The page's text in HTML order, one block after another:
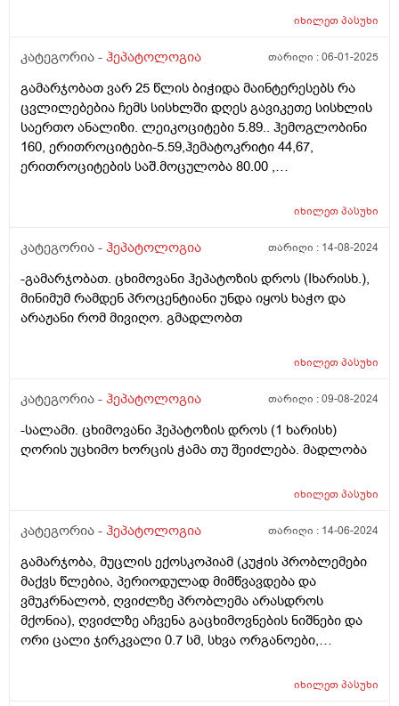
იხილეთპასუხი
კატეგორია - ჰეპატოლოგია თარიღი :06-01-2025
გამარჯობათ ვარ 25 წლის ბიჭიდა მაინტერესებს რა
ცვლილებებია ჩემს სისხლში დღეს გავიკეთე სისხლის
საერთო ანალიზი. ლეიკოციტები 5.89.. ჰემოგლობინი
160, ერითროციტები-5.59,ჰემატოკრიტი 44,67,
ერითროციტების საშ.მოცულობა 80.00 ,
ჩხირბირთვიანი ნეიტროფილები- 1 .
ეიზონოფილები-2, ლიმფოციტები% -28
,მონოციტების%-9 , და ასეევე რამდენჯერაც სისხლის
ანალიზი ავიღე ასეთირამ არ შემხვედრია არასდროს
<< -ამის შედეგი არის 31.00 და ზღვარი 35.0-56.0 და რა
კუჭში ხშირი გასვლა და ხშირი შარდვა ესენი რაც
მოგწერეთ წერია შედეგები მაგრამ ბევრი რამე არ
წერია კიდე და გვერდზე პატარა ფურცელია მიკრული
ალბად რაც იქ არ წერია ფურცელზე ესენი ცალკე
ასევე მაღალმაჩვენებლიანები - MON% - 9.6% .MCHC -
დაბალ მაღალი რისი მანიშნებელია გთხოვათ
მიპასუხოთ
იხილეთპასუხი
კატეგორია - ჰეპატოლოგია თარიღი : 14-08-2024
-გამარჯობათ. ცხიმოვანი ჰეპატოზის დროს (Iხარისხ.),
მინიმუმ რამდენ პროცენტიანი უნდა იყოს ხაჭო და
არაჟანი რომ მივიღო. გმადლობთ
იხილეთპასუხი
კატეგორია - ჰეპატოლოგია თარიღი :09-08-2024
-სალამი. ცხიმოვანი ჰეპატოზის დროს (1 ხარისხ)
ღორის უცხიმო ხორცის ჭამა თუ შეიძლება. მადლობა
იხილეთპასუხი
კატეგორია - ჰეპატოლოგია თარიღი : 14-06-2024
გამარჯობა, მუცლის ექოსკოპიამ (კუჭის პრობლემები
მაქვს წლებია, პერიოდულად მიმწვავდება და
ვმუკრნალობ, ღვიძლზე პრობლემა არასდროს
მქონია), ღვიძლზე აჩვენა გაცხიმოვნების ნიშნები და
ორი ცალი ჯირკვალი 0.7 სმ, სხვა ორგანოები,
სითხე მუცლის ღრუში არ არის, ღვიძლის ზომა
იხილეთპასუხი